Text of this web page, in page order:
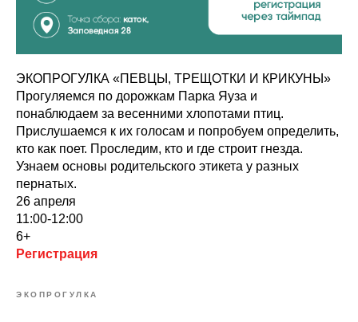
ЭКОПРОГУЛКА «ПЕВЦЫ, ТРЕЩОТКИ И КРИКУНЫ»
Прогуляемся по дорожкам Парка Яуза и
понаблюдаем за весенними хлопотами птиц.
Прислушаемся к их голосам и попробуем определить,
кто как поет. Проследим, кто и где строит гнезда.
Узнаем основы родительского этикета у разных
пернатых.
26 апреля
11:00-12:00
6+
Регистрация
ЭКОПРОГУЛКА